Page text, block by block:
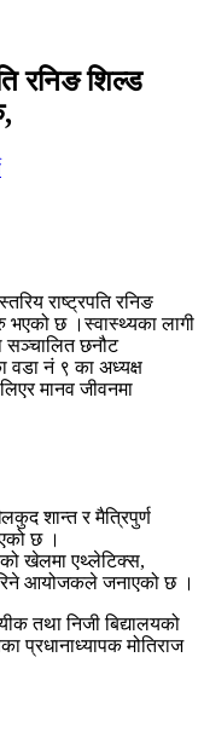
रनिङ शिल्ड
राष्ट्रपति रनिङ
भएको छ ।स्वास्थ्यका लागी
सञ्चालित छनौट
वडा नं ९ का अध्यक्ष
मानव जीवनमा
शान्त र मैत्रिपुर्ण
छ ।
खेलमा एथ्लेटिक्स,
आयोजकले जनाएको छ ।
तथा निजी बिद्यालयको
प्रधानाध्यापक मोतिराज